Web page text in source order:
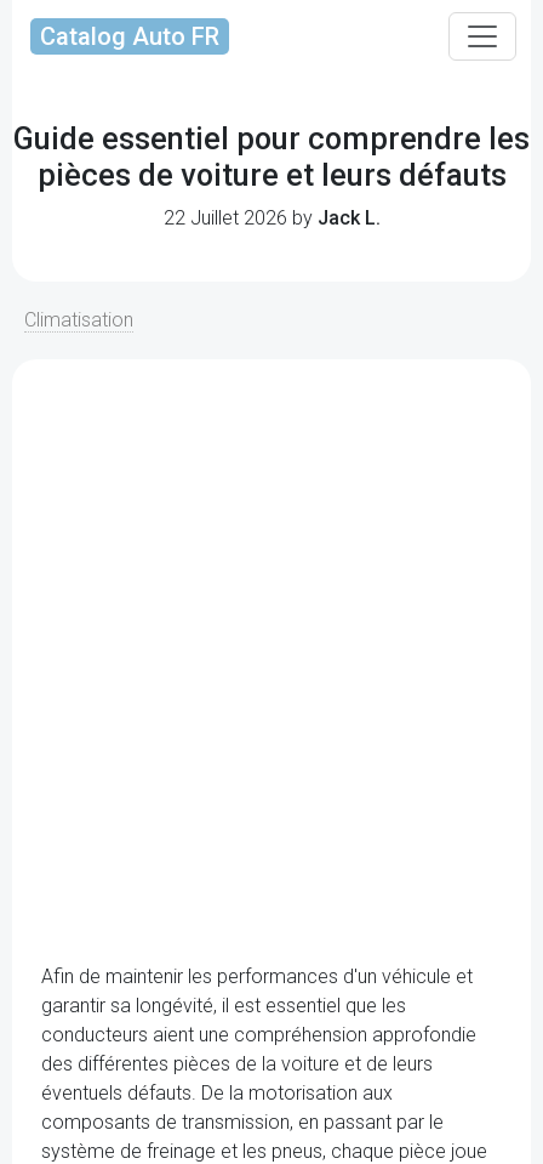
Catalog Auto FR
Guide essentiel pour comprendre les
pièces de voiture et leurs défauts
22 Juillet 2026 by Jack L.
Climatisation
Afin de maintenir les performances d'un véhicule et
garantir sa longévité, il est essentiel que les
conducteurs aient une compréhension approfondie
des différentes pièces de la voiture et de leurs
éventuels défauts. De la motorisation aux
composants de transmission, en passant par le
système de freinage et les pneus, chaque pièce joue